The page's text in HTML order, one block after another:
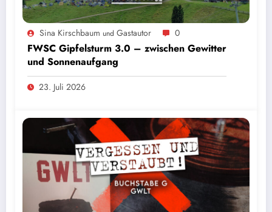
Sina Kirschbaum und Gastautor 0
FWSC Gipfelsturm 3.0 – zwischen Gewitter
und Sonnenaufgang
23. Juli 2026